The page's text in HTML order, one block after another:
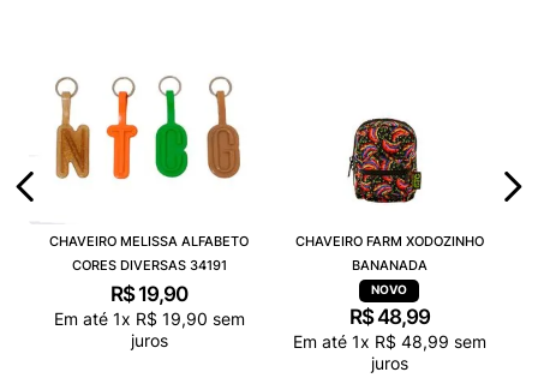
CHAVEIRO MELISSA ALFABETO
CORES DIVERSAS 34191
R$ 19,90
Em até 1x R$ 19,90 sem
juros
CHAVEIRO FARM XODOZINHO
BANANADA
R$48,99
Em até 1x R$ 48,99 sem
juros